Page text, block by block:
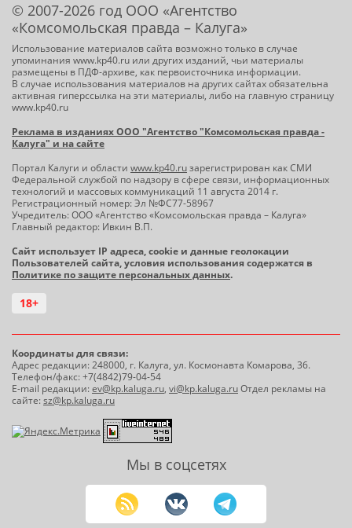
© 2007-2026 год ООО «Агентство
«Комсомольская правда – Калуга»
Использование материалов сайта возможно только в случае
упоминания www.kp40.ru или других изданий, чьи материалы
размещены в ПДФ-архиве, как первоисточника информации.
В случае использования материалов на других сайтах обязательна
активная гиперссылка на эти материалы, либо на главную страницу
www.kp40.ru
Реклама в изданиях ООО "Агентство "Комсомольская правда -
Калуга" и на сайте
Портал Калуги и области www.kp40.ruзарегистрирован как СМИ
Федеральной службой по надзору в сфере связи, информационных
технологий и массовых коммуникаций 11 августа 2014 г.
Регистрационный номер: Эл №ФС77-58967
Учредитель: ООО «Агентство «Комсомольская правда – Калуга»
Главный редактор: Ивкин В.П.
Сайт использует IP адреса, cookie и данные геолокации
Пользователей сайта, условия использования содержатся в
Политике по защите персональных данных.
18+
Координаты для связи:
Адрес редакции: 248000, г. Калуга, ул. Космонавта Комарова, 36.
Телефон/факс: +7(4842)79-04-54
E-mail редакции:ev@kp.kaluga.ru, vi@kp.kaluga.ruОтдел рекламы на
сайте:sz@kp.kaluga.ru
Мы в соцсетях